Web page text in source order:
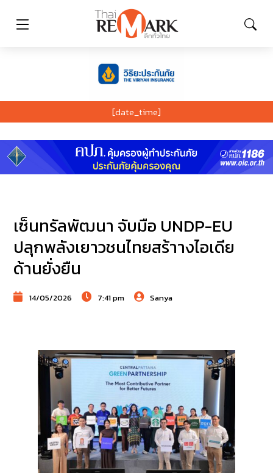
[date_time]
เซ็นทรัลพัฒนา จับมือ UNDP-EU
ปลุกพลังเยาวชนไทยสร้าางไอเดีย
ด้านยั่งยืน
14/05/2026 7:41 pm Sanya